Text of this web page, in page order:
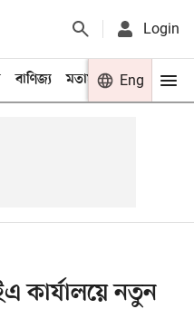
Login
বাণিজ্য মতামত খেলা
Eng
কার্যালয়ে নতুন